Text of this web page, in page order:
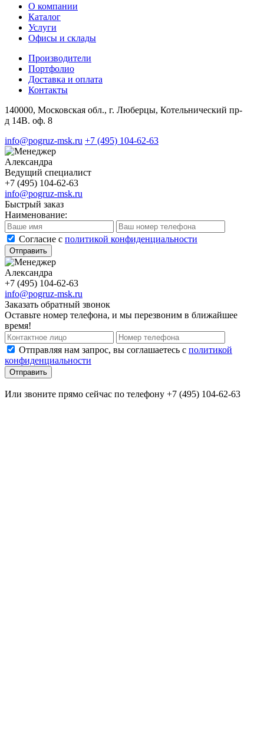
О компании
Каталог
Услуги
Офисы и склады
Производители
Портфолио
Доставка и оплата
Контакты
140000, Московская обл., г. Люберцы, Котельнический пр-
д 14В. оф. 8
info@pogruz-msk.ru +7 (495) 104-62-63
Александра
Ведущий специалист
+7 (495) 104-62-63
info@pogruz-msk.ru
Быстрый заказ
Наименование:
Cогласие с политикой конфиденциальности
Отправить
Александра
+7 (495) 104-62-63
info@pogruz-msk.ru
Заказать обратный звонок
Оставьте номер телефона, и мы перезвоним в ближайшее
время!
Отправляя нам запрос, вы соглашаетесь с политикой
конфиденциальности
Отправить
Или звоните прямо сейчас по телефону +7 (495) 104-62-63